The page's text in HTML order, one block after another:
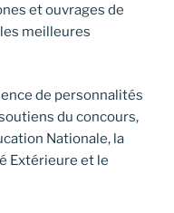
et ouvrages de
meilleures
de personnalités
du concours,
Nationale, la
Extérieure et le